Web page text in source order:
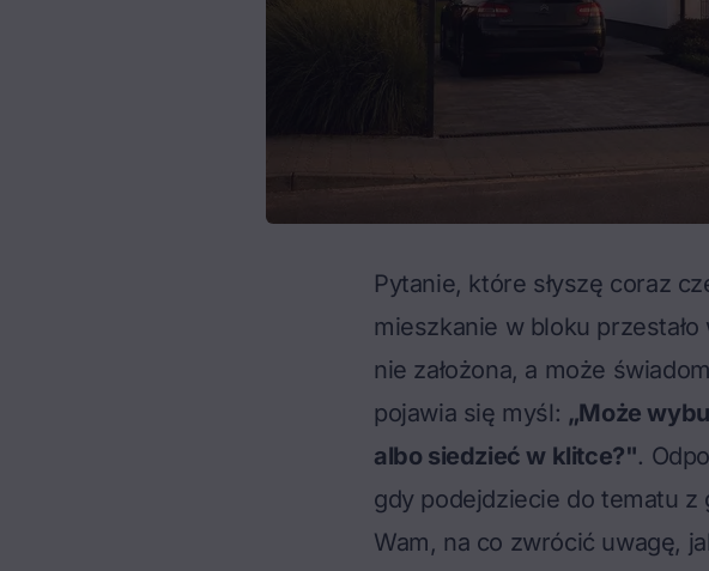
Pytanie, które słyszę coraz
mieszkanie w bloku
nie założona, a może
pojawia się myśl: „Może
albo siedzieć w klitce?".
gdy podejdziecie do tematu z
Wam, na co zwrócić uwagę,